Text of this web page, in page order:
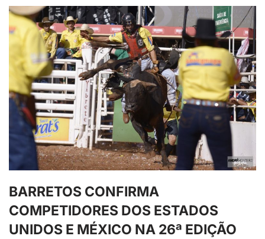
BARRETOS CONFIRMA
COMPETIDORES DOS ESTADOS
UNIDOS E MÉXICO NA 26ª EDIÇÃO